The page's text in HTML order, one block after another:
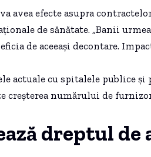
avea efecte asupra
de sănătate. „Banii
de aceeași decontare.
actuale cu spitalele publice și
creșterea numărului de
dreptul de